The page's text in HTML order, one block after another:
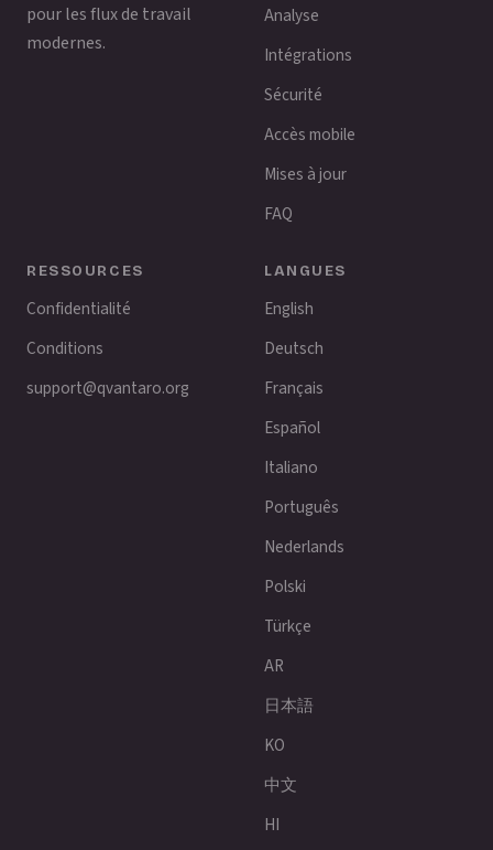
pour les flux de travail
modernes.
Analyse
Intégrations
Sécurité
Accès mobile
Mises à jour
FAQ
RESSOURCES
Confidentialité
Conditions
support@qvantaro.org
LANGUES
English
Deutsch
Français
Español
Italiano
Português
Nederlands
Polski
Türkçe
AR
日本語
KO
中文
HI